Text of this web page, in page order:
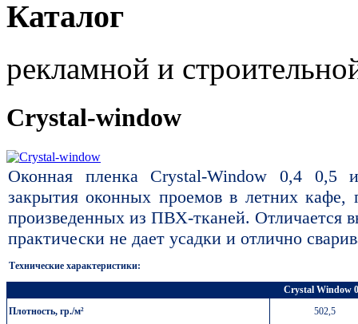
Каталог
рекламной и
Crystal-window
Оконная пленка Crystal-Window 0,4 0,5
закрытия оконных проемов в летних кафе,
произведенных из ПВХ-тканей. Отличается
практически не дает усадки и отлично
Технические характеристики:
Crystal Window
Плотность, гр./м²
502,5